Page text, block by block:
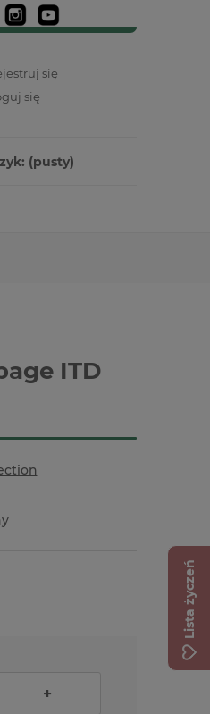
się
się
(pusty)
ITD
+
Lista życzeń